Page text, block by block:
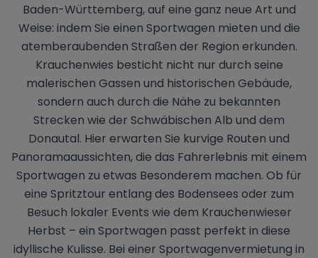
Baden-Württemberg, auf eine ganz neue Art und
Weise: indem Sie einen Sportwagen mieten und die
atemberaubenden Straßen der Region erkunden.
Krauchenwies besticht nicht nur durch seine
malerischen Gassen und historischen Gebäude,
sondern auch durch die Nähe zu bekannten
Strecken wie der Schwäbischen Alb und dem
Donautal. Hier erwarten Sie kurvige Routen und
Panoramaaussichten, die das Fahrerlebnis mit einem
Sportwagen zu etwas Besonderem machen. Ob für
eine Spritztour entlang des Bodensees oder zum
Besuch lokaler Events wie dem Krauchenwieser
Herbst – ein Sportwagen passt perfekt in diese
idyllische Kulisse. Bei einer Sportwagenvermietung in